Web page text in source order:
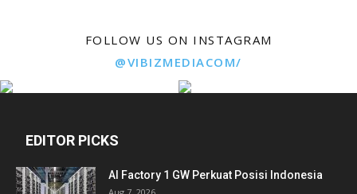
FOLLOW US ON INSTAGRAM
@VIBIZMEDIACOM/
EDITOR PICKS
AI Factory 1 GW Perkuat Posisi Indonesia